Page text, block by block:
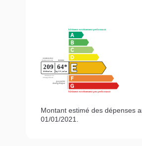
Montant estimé des dépenses
01/01/2021.